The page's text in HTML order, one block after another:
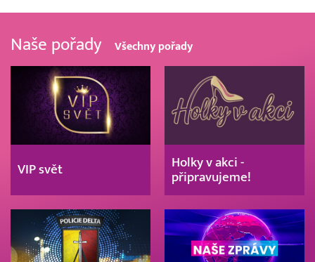
Naše pořady Všechny pořady
VIP svět
Holky v akci -
připravujeme!